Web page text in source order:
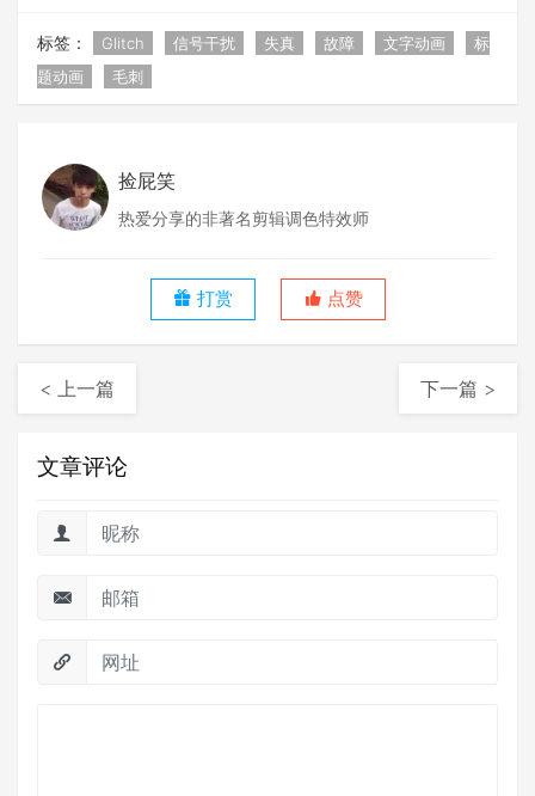
标签： Glitch 信号干扰 失真 故障 文字动画
标
题动画
毛刺
捡屁笑
热爱分享的非著名剪辑调色特效师
打赏 点赞
< 上一篇 下一篇 >
文章评论